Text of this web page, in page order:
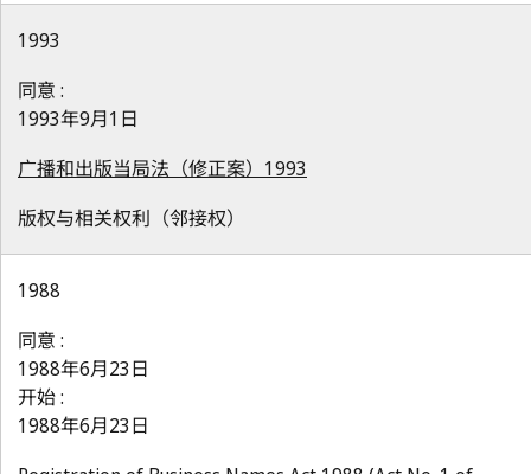
1993
同意 :
1993年9月1日
广播和出版当局法（修正案）1993
版权与相关权利（邻接权）
1988
同意 :
1988年6月23日
开始 :
1988年6月23日